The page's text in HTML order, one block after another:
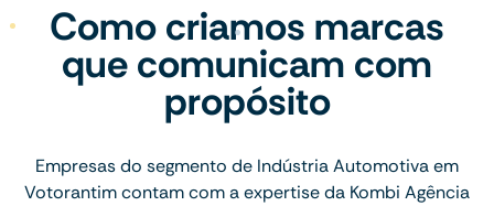
Como criamos marcas
que comunicam com
propósito
Empresas do segmento de Indústria Automotiva em
Votorantim contam com a expertise da Kombi Agência